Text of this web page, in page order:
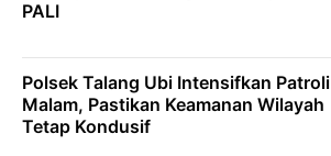
PALI
Polsek Talang Ubi Intensifkan Patroli
Malam, Pastikan Keamanan Wilayah
Tetap Kondusif